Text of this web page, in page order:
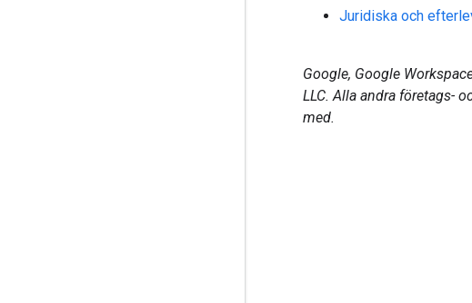
Juridiska och
Google, Google
LLC. Alla andra företags-
med.